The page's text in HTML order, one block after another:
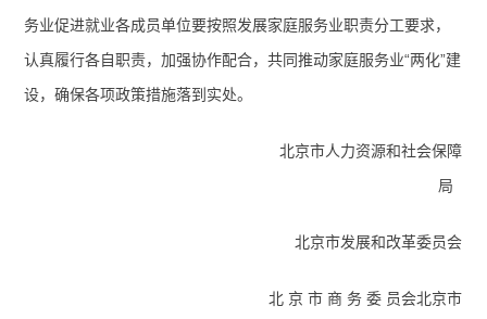
务业促进就业各成员单位要按照发展家庭服务业职责分工要求，
认真履行各自职责，加强协作配合，共同推动家庭服务业“两化”建
设，确保各项政策措施落到实处。
北京市人力资源和社会保障
局
北京市发展和改革委员会
北 京 市 商 务 委 员会北京市